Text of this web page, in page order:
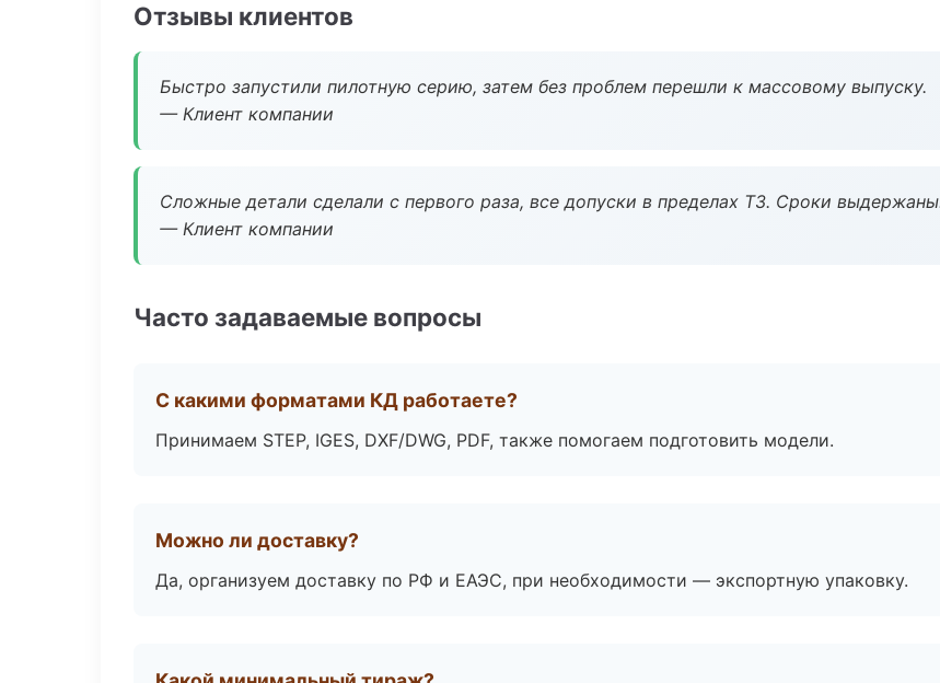
Отзывы клиентов
Быстро запустили пилотную серию, затем без проблем перешли к массовому выпуску.
— Клиент компании
Сложные детали сделали с первого раза, все допуски в пределах ТЗ. Сроки
— Клиент компании
Часто задаваемые вопросы
С какими форматами КД работаете?
Принимаем STEP, IGES, DXF/DWG, PDF, также помогаем подготовить модели.
Можно ли доставку?
Да, организуем доставку по РФ и ЕАЭС, при необходимости — экспортную упаковку.